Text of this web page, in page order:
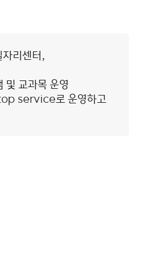
리센터,
및 교과목 운영
service로 운영하고